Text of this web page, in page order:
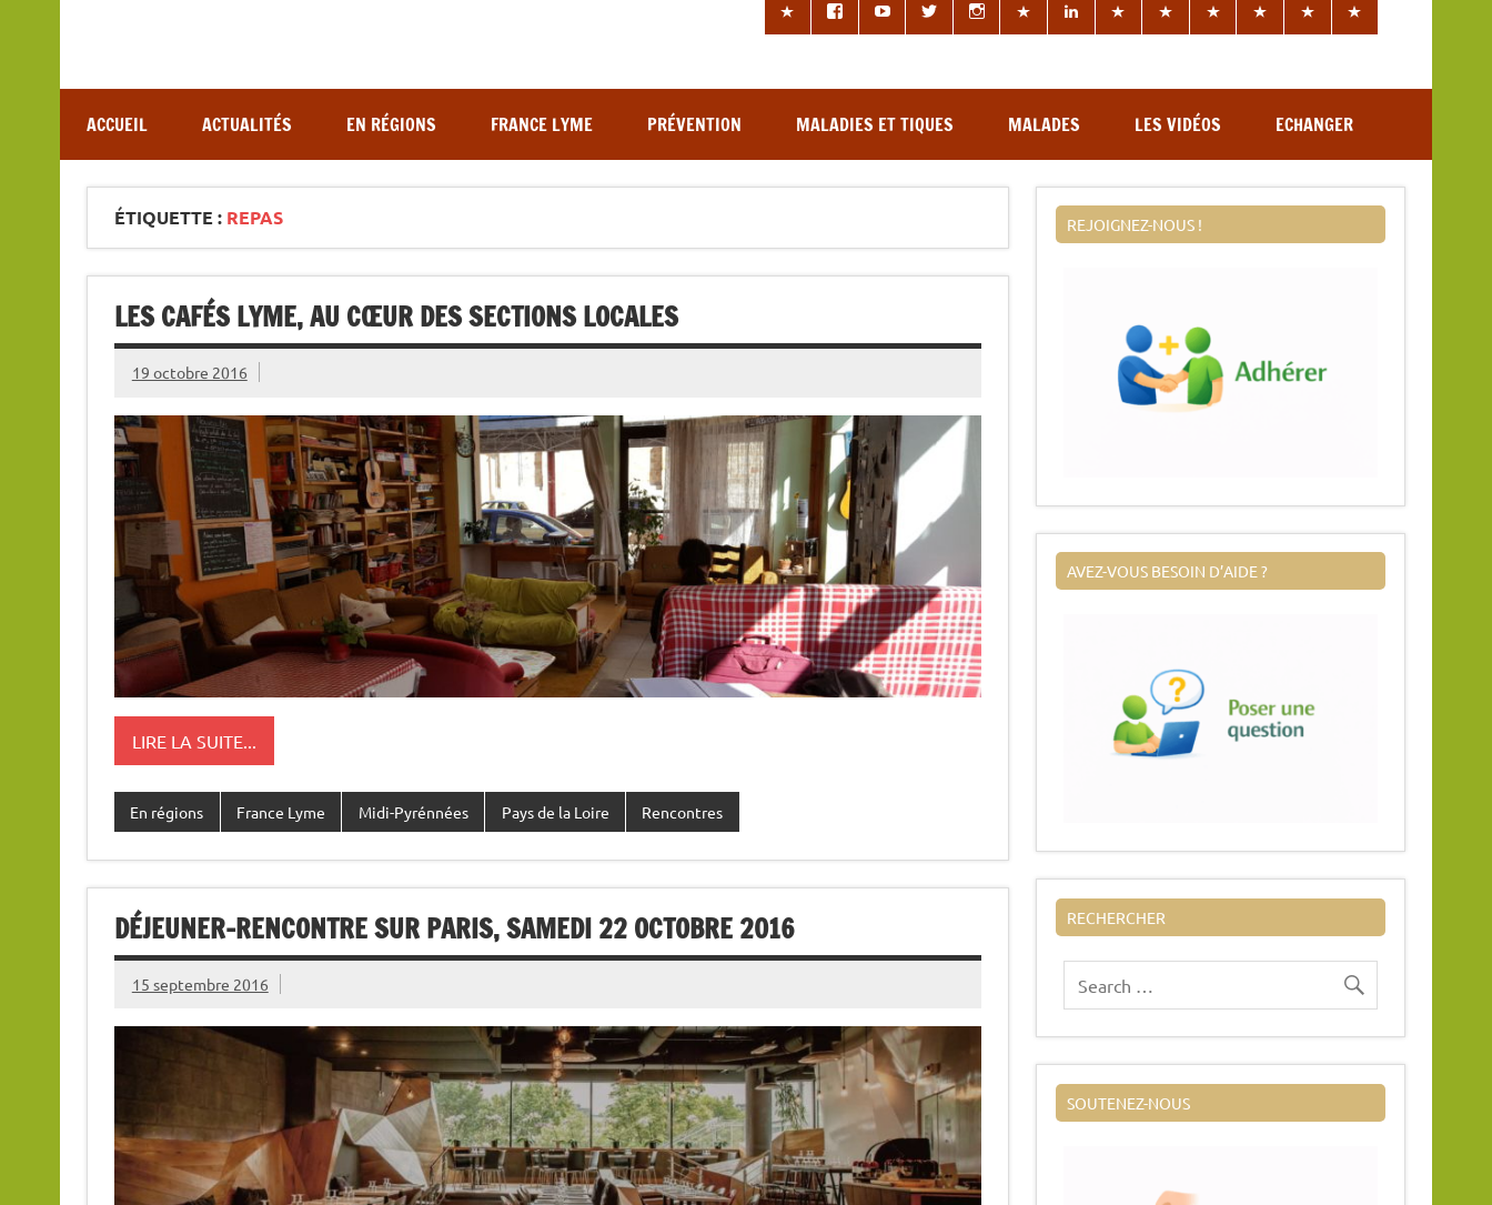
ACCUEIL ACTUALITÉS EN RÉGIONS FRANCE LYME PRÉVENTION MALADIES ET TIQUES MALADES LES VIDÉOS ECHANGER
ÉTIQUETTE : REPAS
LES CAFÉS LYME, AU CŒUR DES SECTIONS LOCALES
19 octobre 2016
LIRE LA SUITE...
En régions France Lyme Midi-Pyrénnées Pays de la Loire Rencontres
DÉJEUNER-RENCONTRE SUR PARIS, SAMEDI 22 OCTOBRE 2016
15 septembre 2016
REJOIGNEZ-NOUS !
AVEZ-VOUS BESOIN D’AIDE ?
RECHERCHER
SOUTENEZ-NOUS